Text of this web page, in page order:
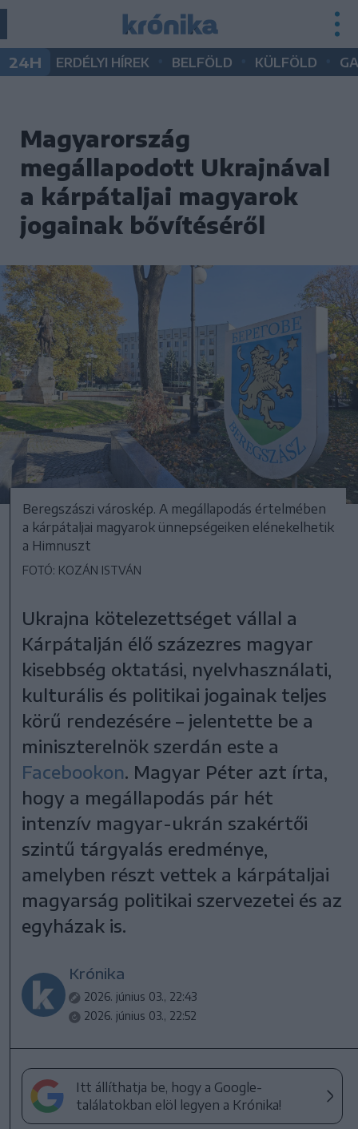
24H ERDÉLYI HÍREK BELFÖLD KÜLFÖLD
Magyarország
megállapodott Ukrajnával
a kárpátaljai magyarok
jogainak bővítéséről
Beregszászi városkép. A megállapodás értelmében
a kárpátaljai magyarok ünnepségeiken elénekelhetik
a Himnuszt
FOTÓ: KOZÁN ISTVÁN
Ukrajna kötelezettséget vállal a
Kárpátalján élő százezres magyar
kisebbség oktatási, nyelvhasználati,
kulturális és politikai jogainak teljes
körű rendezésére – jelentette be a
miniszterelnök szerdán este a
Facebookon. Magyar Péter azt írta,
hogy a megállapodás pár hét
intenzív magyar-ukrán szakértői
szintű tárgyalás eredménye,
amelyben részt vettek a kárpátaljai
magyarság politikai szervezetei és az
egyházak is.
Krónika
2026. június 03., 22:43
2026. június 03., 22:52
Itt állíthatja be, hogy a Google-
találatokban elöl legyen a Krónika!